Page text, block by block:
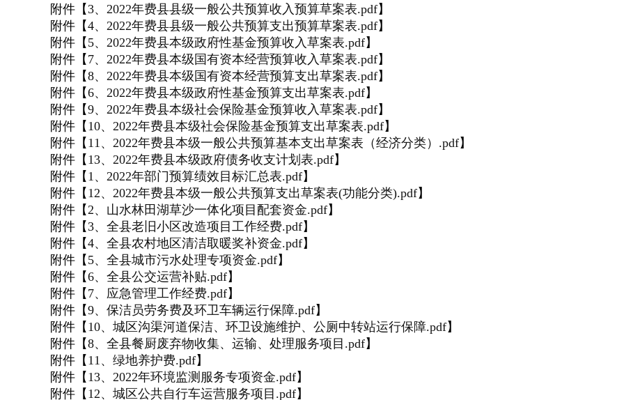
附件【3、2022年费县县级一般公共预算收入预算草案表.pdf】
附件【4、2022年费县县级一般公共预算支出预算草案表.pdf】
附件【 5、2022年费县本级政府性基金预算收入草案表.pdf】
附件【 7、2022年费县本级国有资本经营预算收入草案表.pdf】
附件【8、2022年费县本级国有资本经营预算支出草案表.pdf】
附件【6、2022年费县本级政府性基金预算支出草案表.pdf】
附件【9、2022年费县本级社会保险基金预算收入草案表.pdf】
附件【 10、2022年费县本级社会保险基金预算支出草案表.pdf】
附件【 11、2022年费县本级一般公共预算基本支出草案表（经济分类）.pdf】
附件【 13、2022年费县本级政府债务收支计划表.pdf】
附件【 1、2022年部门预算绩效目标汇总表.pdf】
附件【 12、2022年费县本级一般公共预算支出草案表(功能分类).pdf】
附件【2、山水林田湖草沙一体化项目配套资金.pdf】
附件【3、全县老旧小区改造项目工作经费.pdf】
附件【4、全县农村地区清洁取暖奖补资金.pdf】
附件【 5、全县城市污水处理专项资金.pdf】
附件【6、全县公交运营补贴.pdf】
附件【 7、应急管理工作经费.pdf】
附件【9、保洁员劳务费及环卫车辆运行保障.pdf】
附件【 10、城区沟渠河道保洁、环卫设施维护、公厕中转站运行保障.pdf】
附件【8、全县餐厨废弃物收集、运输、处理服务项目.pdf】
附件【 11、绿地养护费.pdf】
附件【 13、2022年环境监测服务专项资金.pdf】
附件【 12、城区公共自行车运营服务项目.pdf】